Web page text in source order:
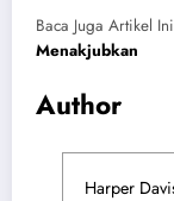
Baca Juga Artikel
Menakjubkan
Author
Harper